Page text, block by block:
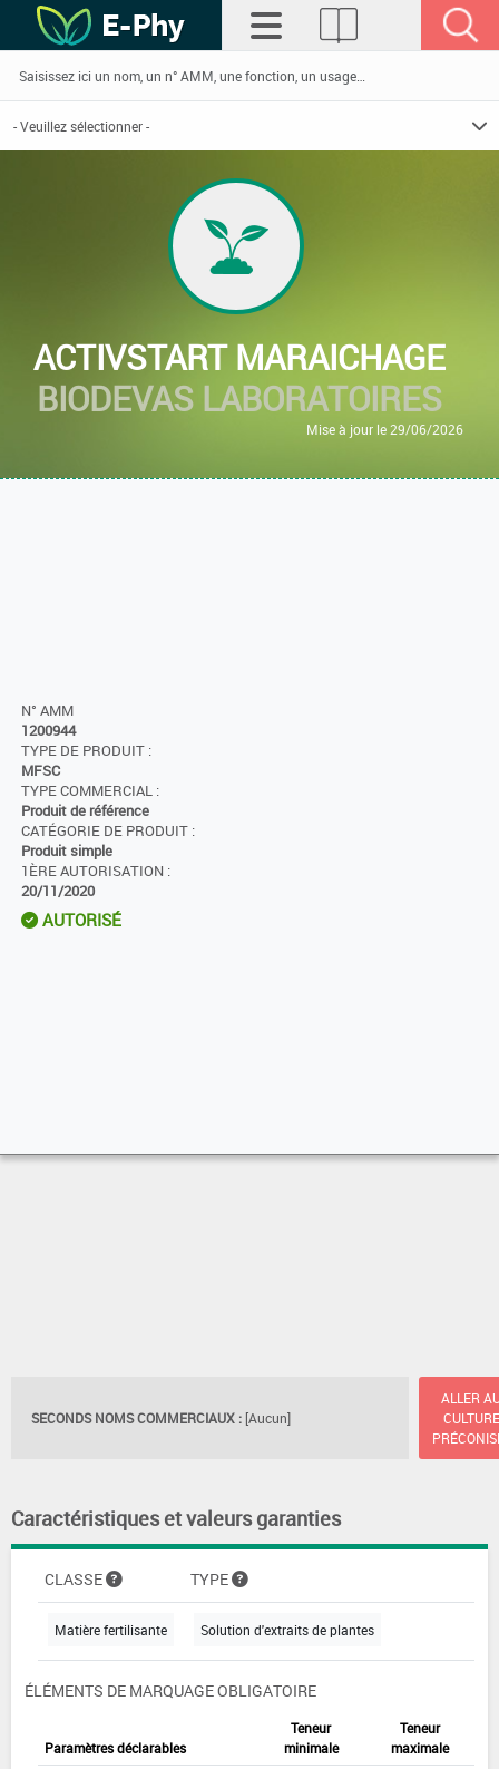
ACTIVSTART MARAICHAGE
BIODEVAS LABORATOIRES
Mise à jour le 29/06/2026
N° AMM
1200944
TYPE DE PRODUIT :
MFSC
TYPE COMMERCIAL :
Produit de référence
CATÉGORIE DE PRODUIT :
Produit simple
1ÈRE AUTORISATION :
20/11/2020
AUTORISÉ
SECONDS NOMS COMMERCIAUX : [Aucun]
ALLER
Caractéristiques et valeurs garanties
CLASSE TYPE
Matière fertilisante Solution d'extraits de plantes
ÉLÉMENTS DE MARQUAGE OBLIGATOIRE
Paramètres déclarables
Teneur
minimale
Teneur
maximale